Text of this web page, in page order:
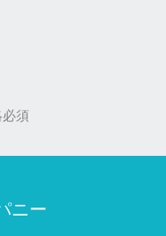
須
ニー